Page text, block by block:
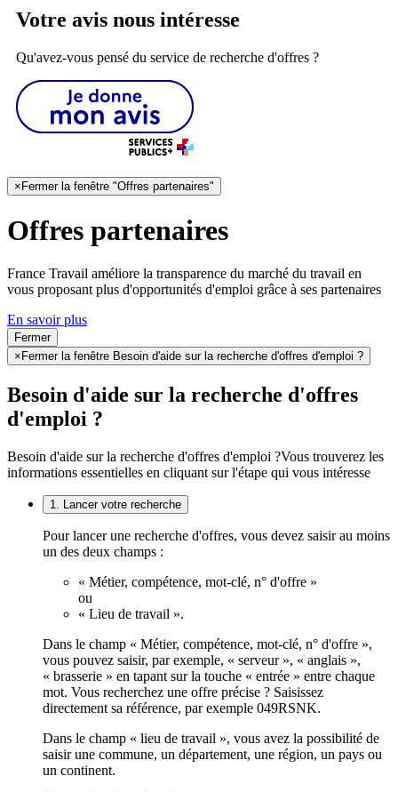
Votre avis nous intéresse
Qu'avez-vous pensé du service de recherche d'offres ?
×Fermer la fenêtre "Offres partenaires"
Offres partenaires
France Travail améliore la transparence du marché du travail en
vous proposant plus d'opportunités d'emploi grâce à ses partenaires
En savoir plus
Fermer
× Fermer la fenêtre Besoin d'aide sur la recherche d'offres d'emploi ?
Besoin d'aide sur la recherche d'offres
d'emploi ?
Besoin d'aide sur la recherche d'offres d'emploi ?Vous trouverez les
informations essentielles en cliquant sur l'étape qui vous intéresse
1. Lancer votre recherche
Pour lancer une recherche d'offres, vous devez saisir au moins
un des deux champs :
« Métier, compétence, mot-clé, n° d'offre »
ou
« Lieu de travail ».
Dans le champ « Métier, compétence, mot-clé, n° d'offre »,
vous pouvez saisir, par exemple, « serveur », « anglais »,
« brasserie » en tapant sur la touche « entrée » entre chaque
mot. Vous recherchez une offre précise ? Saisissez
directement sa référence, par exemple 049RSNK.
Dans le champ « lieu de travail », vous avez la possibilité de
saisir une commune, un département, une région, un pays ou
un continent.